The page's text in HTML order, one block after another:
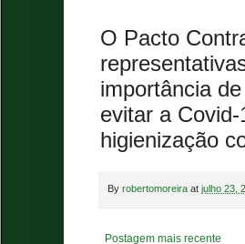
O Pacto
importância
evitar a
higienização
By robertomoreira at julho 23,
Postagem mais recente